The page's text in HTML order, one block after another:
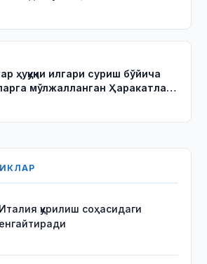
қилдилар
ҳуқуқни илгари суриш бўйича
мўлжалланган Ҳаракатлар
қурилиш соҳасидаги